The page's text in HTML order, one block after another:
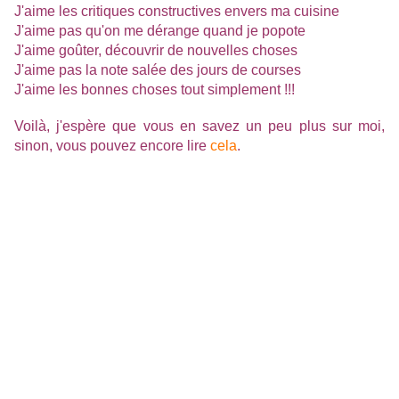
J'aime les critiques constructives envers ma cuisine
J'aime pas qu'on me dérange quand je popote
J'aime goûter, découvrir de nouvelles choses
J'aime pas la note salée des jours de courses
J'aime les bonnes choses tout simplement !!!
Voilà, j'espère que vous en savez un peu plus sur moi,
sinon, vous pouvez encore lire cela.